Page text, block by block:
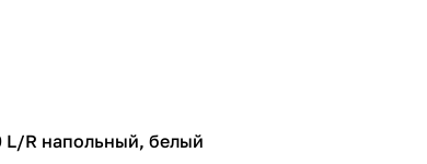
L/R напольный, белый